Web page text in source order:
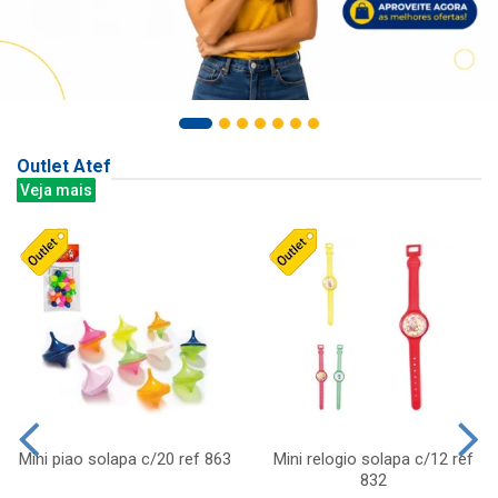
Outlet Atef
Veja mais
Mini piao solapa c/20 ref 863
Mini relogio solapa c/12 ref
832